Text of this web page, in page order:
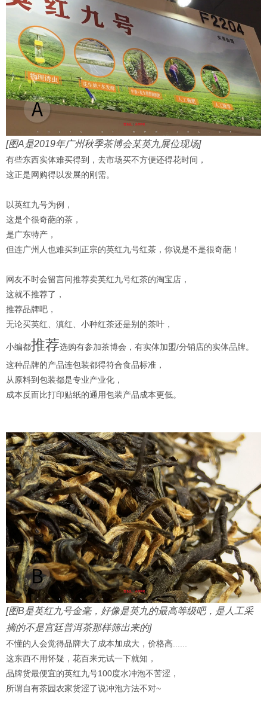
[图A是2019年广州秋季茶博会某英九展位现场]
有些东西实体难买得到，去市场买不方便还得花时间，
这正是网购得以发展的刚需。
以英红九号为例，
这是个很奇葩的茶，
是广东特产，
但连广州人也难买到正宗的英红九号红茶，你说是不是很奇葩！
网友不时会留言问推荐卖英红九号红茶的淘宝店，
这就不推荐了，
推荐品牌吧，
无论买英红、滇红、小种红茶还是别的茶叶，
小编都推荐选购有参加茶博会，有实体加盟/分销店的实体品牌。
这种品牌的产品连包装都得符合食品标准，
从原料到包装都是专业产业化，
成本反而比打印贴纸的通用包装产品成本更低。
[图B是英红九号金毫，好像是英九的最高等级吧，是人工采
摘的不是宫廷普洱茶那样筛出来的]
不懂的人会觉得品牌大了成本加成大，价格高......
这东西不用怀疑，花百来元试一下就知，
品牌货最便宜的英红九号100度水冲泡不苦涩，
所谓自有茶园农家货涩了说冲泡方法不对~